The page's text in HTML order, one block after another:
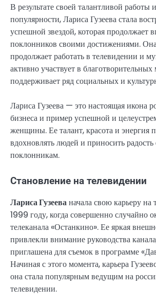
В результате своей талантливой работы
популярности, Лариса Гузеева стала
успешной звездой, которая продолжает
поклонников своими достижениями.
продолжает работать в телевидении и
активно участвует в
поддерживает ряд социальных и
Лариса Гузеева — это настоящая икона
бизнеса и пример успешной и
женщины. Ее талант, красота и энергия
вдохновлять людей и приносить
поклонникам.
Становление на телевидении
Лариса Гузееваначала свою карьеру на
1999 году, когда совершенно случайно
телеканала «Останкино». Ее яркая
привлекли внимание руководства
приглашена для съемок в программе
Начиная с этого момента, карьера
она стала популярным ведущим на
телевидении.